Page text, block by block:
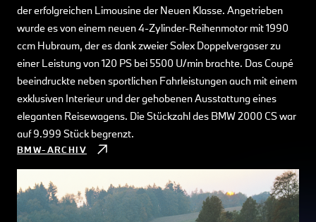
der erfolgreichen Limousine der Neuen Klasse. Angetrieben
wurde es von einem neuen 4-Zylinder-Reihenmotor mit 1990
ccm Hubraum, der es dank zweier Solex Doppelvergaser zu
einer Leistung von 120 PS bei 5500 U/min brachte. Das Coupé
beeindruckte neben sportlichen Fahrleistungen auch mit einem
exklusiven Interieur und der gehobenen Ausstattung eines
eleganten Reisewagens. Die Stückzahl des BMW 2000 CS war
auf 9.999 Stück begrenzt.
BMW-ARCHIV